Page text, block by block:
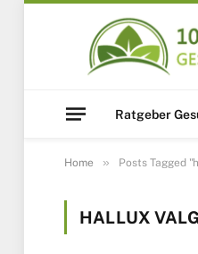
Ratgeber
Home » Posts Tagged
HALLUX